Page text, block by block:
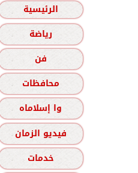
الرئيسية
رياضة
فن
محافظات
وا إسلاماه
فيديو الزمان
خدمات